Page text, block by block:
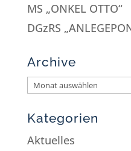
MS „ONKEL OTTO“
DGzRS
Archive
Kategorien
Aktuelles